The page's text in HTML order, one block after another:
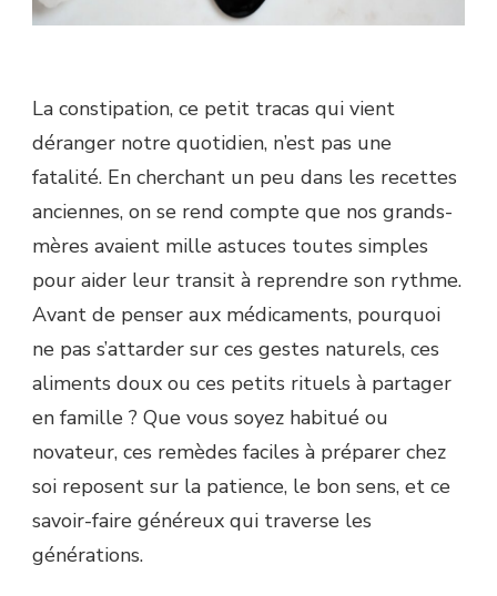
La constipation, ce petit tracas qui vient
déranger notre quotidien, n’est pas une
fatalité. En cherchant un peu dans les recettes
anciennes, on se rend compte que nos grands-
mères avaient mille astuces toutes simples
pour aider leur transit à reprendre son rythme.
Avant de penser aux médicaments, pourquoi
ne pas s’attarder sur ces gestes naturels, ces
aliments doux ou ces petits rituels à partager
en famille ? Que vous soyez habitué ou
novateur, ces remèdes faciles à préparer chez
soi reposent sur la patience, le bon sens, et ce
savoir-faire généreux qui traverse les
générations.